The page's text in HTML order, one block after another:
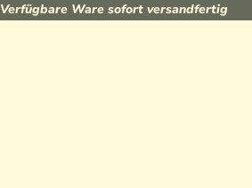
Verfügbare Ware sofort versandfertig